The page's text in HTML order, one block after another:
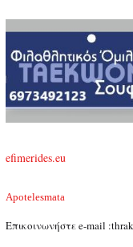
efimerides.eu
Apotelesmata
Επικοινωνήστε e-mail